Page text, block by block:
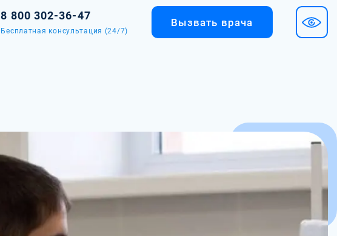
8 800 302-36-47
Бесплатная консультация (24/7)
Вызвать врача